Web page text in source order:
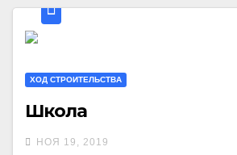
ХОД СТРОИТЕЛЬСТВА
Школа
НОЯ 19, 2019